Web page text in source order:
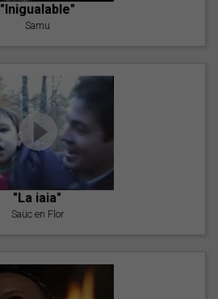
"Inigualable"
Samu
"La iaia"
Saüc en Flor